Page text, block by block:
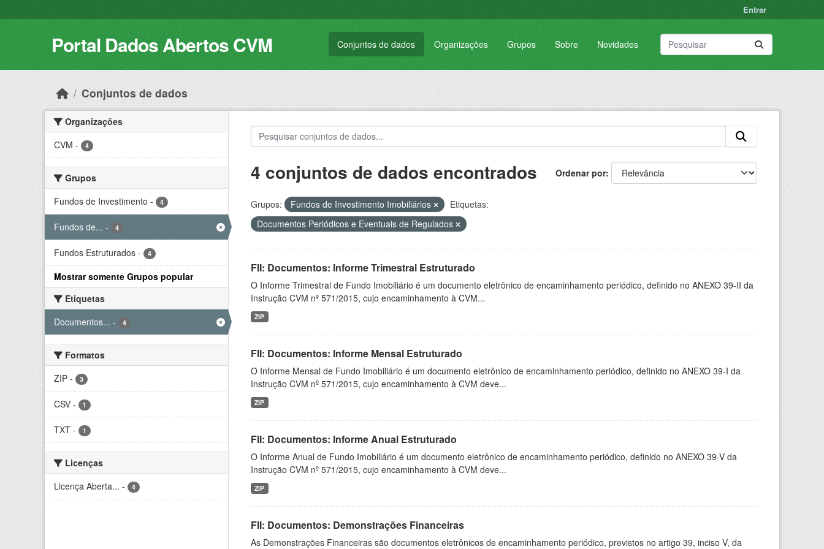
Entrar
Portal Dados Abertos CVM Conjuntos de dados Organizações Grupos Sobre Novidades
Conjuntos de dados
Organizações
CVM - 4
Grupos
Fundos de Investimento - 4
Fundos de... - 4
Fundos Estruturados - 4
Mostrar somente Grupos popular
Etiquetas
Documentos... - 4
Formatos
ZIP - 3
CSV - 1
TXT - 1
Licenças
Licença Aberta... - 4
Ordenar por
4 conjuntos de dados encontrados
Grupos: Fundos de Investimento Imobiliários
Etiquetas:
Documentos Periódicos e Eventuais de Regulados
FII: Documentos: Informe Trimestral Estruturado
O Informe Trimestral de Fundo Imobiliário é um documento eletrônico de encaminhamento periódico, definido no ANEXO 39-II da
Instrução CVM nº 571/2015, cujo encaminhamento à CVM...
ZIP
FII: Documentos: Informe Mensal Estruturado
O Informe Mensal de Fundo Imobiliário é um documento eletrônico de encaminhamento periódico, definido no ANEXO 39-I da
Instrução CVM nº 571/2015, cujo encaminhamento à CVM deve...
ZIP
FII: Documentos: Informe Anual Estruturado
O Informe Anual de Fundo Imobiliário é um documento eletrônico de encaminhamento periódico, definido no ANEXO 39-V da
Instrução CVM nº 571/2015, cujo encaminhamento à CVM deve...
ZIP
FII: Documentos: Demonstrações Financeiras
As Demonstrações Financeiras são documentos eletrônicos de encaminhamento periódico, previstos no artigo 39, inciso V, da